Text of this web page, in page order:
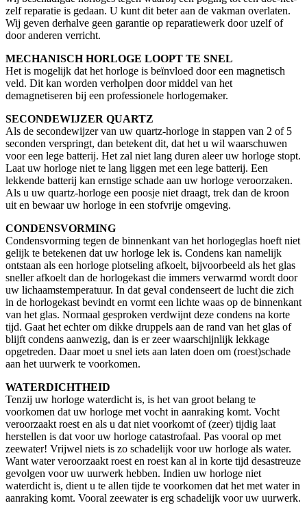
zelf reparatie is gedaan. U kunt dit beter aan de vakman overlaten.
Wij geven derhalve geen garantie op reparatiewerk door uzelf of
door anderen verricht.
MECHANISCH HORLOGE LOOPT TE SNEL
Het is mogelijk dat het horloge is beïnvloed door een magnetisch
veld. Dit kan worden verholpen door middel van het
demagnetiseren bij een professionele horlogemaker.
SECONDEWIJZER QUARTZ
Als de secondewijzer van uw quartz-horloge in stappen van 2 of 5
seconden verspringt, dan betekent dit, dat het u wil waarschuwen
voor een lege batterij. Het zal niet lang duren aleer uw horloge stopt.
Laat uw horloge niet te lang liggen met een lege batterij. Een
lekkende batterij kan ernstige schade aan uw horloge veroorzaken.
Als u uw quartz-horloge een poosje niet draagt, trek dan de kroon
uit en bewaar uw horloge in een stofvrije omgeving.
CONDENSVORMING
Condensvorming tegen de binnenkant van het horlogeglas hoeft niet
gelijk te betekenen dat uw horloge lek is. Condens kan namelijk
ontstaan als een horloge plotseling afkoelt, bijvoorbeeld als het glas
sneller afkoelt dan de horlogekast die immers verwarmd wordt door
uw lichaamstemperatuur. In dat geval condenseert de lucht die zich
in de horlogekast bevindt en vormt een lichte waas op de binnenkant
van het glas. Normaal gesproken verdwijnt deze condens na korte
tijd. Gaat het echter om dikke druppels aan de rand van het glas of
blijft condens aanwezig, dan is er zeer waarschijnlijk lekkage
opgetreden. Daar moet u snel iets aan laten doen om (roest)schade
aan het uurwerk te voorkomen.
WATERDICHTHEID
Tenzij uw horloge waterdicht is, is het van groot belang te
voorkomen dat uw horloge met vocht in aanraking komt. Vocht
veroorzaakt roest en als u dat niet voorkomt of (zeer) tijdig laat
herstellen is dat voor uw horloge catastrofaal. Pas vooral op met
zeewater! Vrijwel niets is zo schadelijk voor uw horloge als water.
Want water veroorzaakt roest en roest kan al in korte tijd desastreuze
gevolgen voor uw uurwerk hebben. Indien uw horloge niet
waterdicht is, dient u te allen tijde te voorkomen dat het met water in
aanraking komt. Vooral zeewater is erg schadelijk voor uw uurwerk.